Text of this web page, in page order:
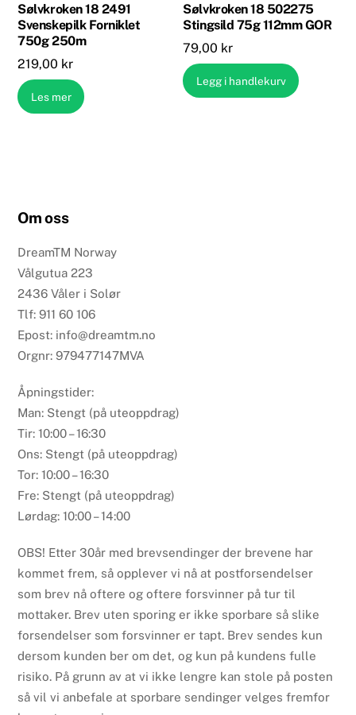
Sølvkroken 18 2491
Svenskepilk Forniklet
750g 250m
219,00 kr
Les mer
Sølvkroken 18 502275
Stingsild 75g 112mm GOR
79,00 kr
Legg i handlekurv
Om oss
DreamTM Norway
Vålgutua 223
2436 Våler i Solør
Tlf: 911 60 106
Epost: info@dreamtm.no
Orgnr: 979477147MVA
Åpningstider:
Man: Stengt (på uteoppdrag)
Tir: 10:00 – 16:30
Ons: Stengt (på uteoppdrag)
Tor: 10:00 – 16:30
Fre: Stengt (på uteoppdrag)
Lørdag: 10:00 – 14:00
OBS! Etter 30år med brevsendinger der brevene har
kommet frem, så opplever vi nå at postforsendelser
som brev nå oftere og oftere forsvinner på tur til
mottaker. Brev uten sporing er ikke sporbare så slike
forsendelser som forsvinner er tapt. Brev sendes kun
dersom kunden ber om det, og kun på kundens fulle
risiko. På grunn av at vi ikke lengre kan stole på posten
så vil vi anbefale at sporbare sendinger velges fremfor